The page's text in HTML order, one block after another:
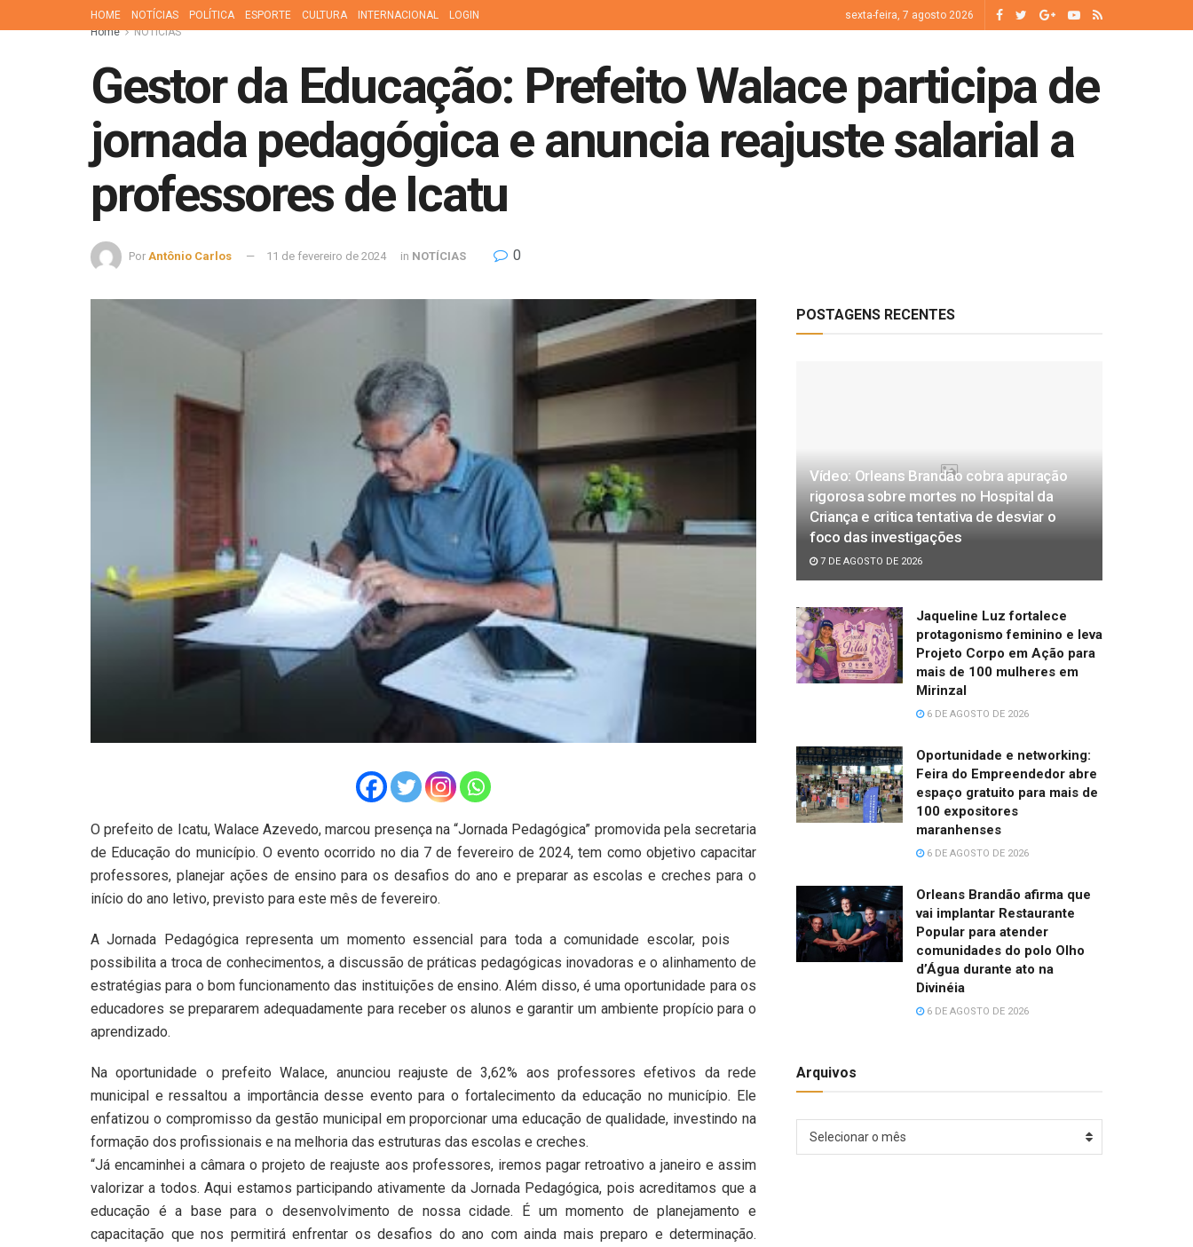
HOME NOTÍCIAS POLÍTICA ESPORTE CULTURA INTERNACIONAL LOGIN
sexta-feira, 7 agosto 2026
Home
NOTÍCIAS
Gestor da Educação: Prefeito Walace participa de
jornada pedagógica e anuncia reajuste salarial a
professores de Icatu
Por Antônio Carlos 11 de fevereiro de 2024 in NOTÍCIAS 0
O prefeito de Icatu, Walace Azevedo, marcou presença na “Jornada Pedagógica” promovida pela secretaria
de Educação do município. O evento ocorrido no dia 7 de fevereiro de 2024, tem como objetivo capacitar
professores, planejar ações de ensino para os desafios do ano e preparar as escolas e creches para o
início do ano letivo, previsto para este mês de fevereiro.
A Jornada Pedagógica representa um momento essencial para toda a comunidade escolar, pois
possibilita a troca de conhecimentos, a discussão de práticas pedagógicas inovadoras e o alinhamento de
estratégias para o bom funcionamento das instituições de ensino. Além disso, é uma oportunidade para os
educadores se prepararem adequadamente para receber os alunos e garantir um ambiente propício para o
aprendizado.
Na oportunidade o prefeito Walace, anunciou reajuste de 3,62% aos professores efetivos da rede
municipal e ressaltou a importância desse evento para o fortalecimento da educação no município. Ele
enfatizou o compromisso da gestão municipal em proporcionar uma educação de qualidade, investindo na
formação dos profissionais e na melhoria das estruturas das escolas e creches.
“Já encaminhei a câmara o projeto de reajuste aos professores, iremos pagar retroativo a janeiro e assim
valorizar a todos. Aqui estamos participando ativamente da Jornada Pedagógica, pois acreditamos que a
educação é a base para o desenvolvimento de nossa cidade. É um momento de planejamento e
capacitação que nos permitirá enfrentar os desafios do ano com ainda mais preparo e determinação.
POSTAGENS RECENTES
Vídeo: Orleans Brandão cobra apuração
rigorosa sobre mortes no Hospital da
Criança e critica tentativa de desviar o
foco das investigações
7 DE AGOSTO DE 2026
Jaqueline Luz fortalece
protagonismo feminino e leva
Projeto Corpo em Ação para
mais de 100 mulheres em
Mirinzal
6 DE AGOSTO DE 2026
Oportunidade e networking:
Feira do Empreendedor abre
espaço gratuito para mais de
100 expositores
maranhenses
6 DE AGOSTO DE 2026
Orleans Brandão afirma que
vai implantar Restaurante
Popular para atender
comunidades do polo Olho
d’Água durante ato na
Divinéia
6 DE AGOSTO DE 2026
Arquivos
Selecionar o mês